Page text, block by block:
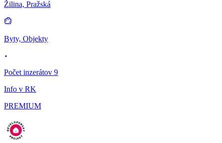
Žilina, Pražská
Byty, Objekty
Počet inzerátov 9
Info v RK
PREMIUM